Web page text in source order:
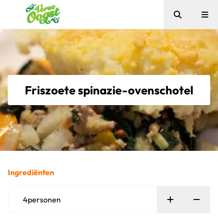
Verse Oogst
Zoeken
Friszoete spinazie-ovenschotel
Ingrediënten
4personen Persoon